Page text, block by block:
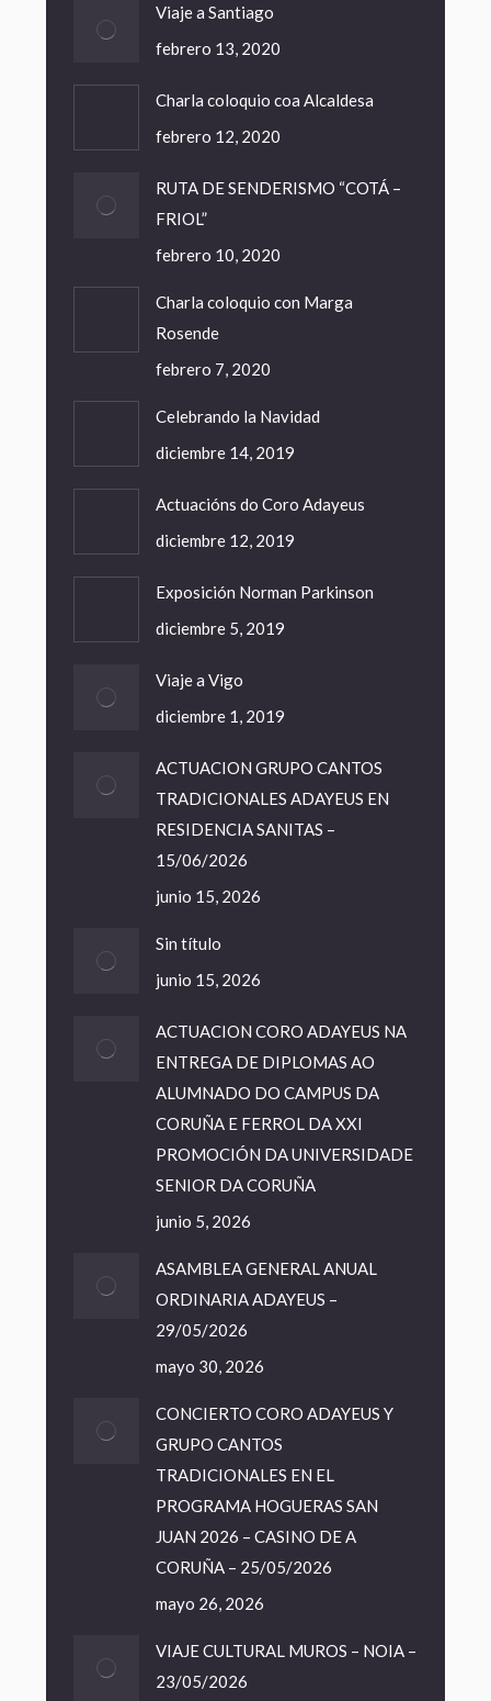
Viaje a Santiago
febrero 13, 2020
Charla coloquio coa Alcaldesa
febrero 12, 2020
RUTA DE SENDERISMO “COTÁ –
FRIOL”
febrero 10, 2020
Charla coloquio con Marga
Rosende
febrero 7, 2020
Celebrando la Navidad
diciembre 14, 2019
Actuacións do Coro Adayeus
diciembre 12, 2019
Exposición Norman Parkinson
diciembre 5, 2019
Viaje a Vigo
diciembre 1, 2019
ACTUACION GRUPO CANTOS
TRADICIONALES ADAYEUS EN
RESIDENCIA SANITAS –
15/06/2026
junio 15, 2026
Sin título
junio 15, 2026
ACTUACION CORO ADAYEUS NA
ENTREGA DE DIPLOMAS AO
ALUMNADO DO CAMPUS DA
CORUÑA E FERROL DA XXI
PROMOCIÓN DA UNIVERSIDADE
SENIOR DA CORUÑA
junio 5, 2026
ASAMBLEA GENERAL ANUAL
ORDINARIA ADAYEUS –
29/05/2026
mayo 30, 2026
CONCIERTO CORO ADAYEUS Y
GRUPO CANTOS
TRADICIONALES EN EL
PROGRAMA HOGUERAS SAN
JUAN 2026 – CASINO DE A
CORUÑA – 25/05/2026
mayo 26, 2026
VIAJE CULTURAL MUROS – NOIA –
23/05/2026